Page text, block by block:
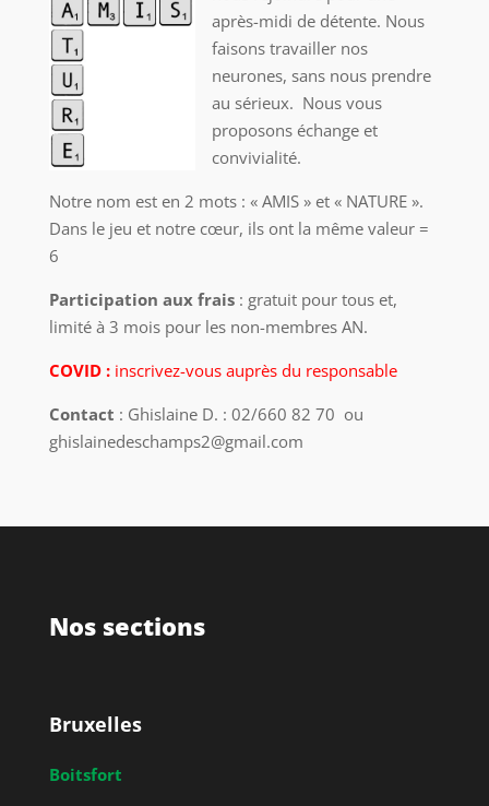
après-midi de détente. Nous
faisons travailler nos
neurones, sans nous prendre
au sérieux. Nous vous
proposons échange et
convivialité.
Notre nom est en 2 mots : « AMIS » et « NATURE ».
Dans le jeu et notre cœur, ils ont la même valeur =
6
Participation aux frais: gratuit pour tous et,
limité à 3 mois pour les non-membres AN.
COVID : inscrivez-vous auprès du responsable
Contact : Ghislaine D. : 02/660 82 70 ou
ghislainedeschamps2@gmail.com
Nos sections
Bruxelles
Boitsfort